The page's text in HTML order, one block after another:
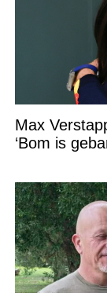
Max
‘Bom is